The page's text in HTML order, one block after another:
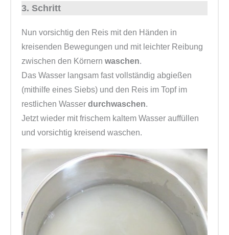
3. Schritt
Nun vorsichtig den Reis mit den Händen in
kreisenden Bewegungen und mit leichter Reibung
zwischen den Körnern waschen.
Das Wasser langsam fast vollständig abgießen
(mithilfe eines Siebs) und den Reis im Topf im
restlichen Wasser durchwaschen.
Jetzt wieder mit frischem kaltem Wasser auffüllen
und vorsichtig kreisend waschen.